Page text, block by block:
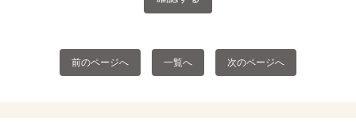
前のページへ 一覧へ 次のページへ